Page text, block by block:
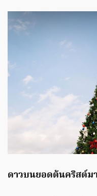
ดาวบนยอดต้นคริสต์ม